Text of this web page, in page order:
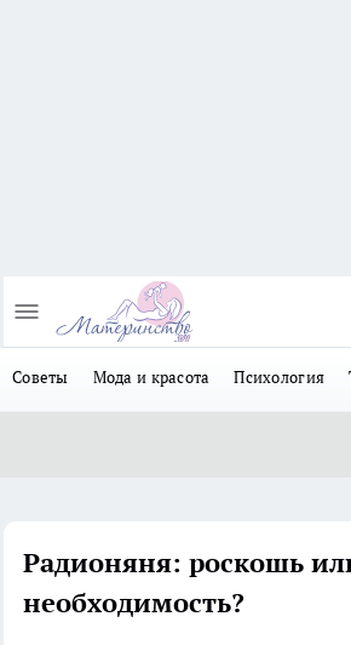
Советы Мода и красота Психология
Радионяня: роскошь
необходимость?